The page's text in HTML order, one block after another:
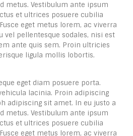
metus. Vestibulum ante ipsum
et ultrices posuere cubilia
eget metus lorem, ac viverra
vel pellentesque sodales, nisi est
ante quis sem. Proin ultricies
ligula mollis lobortis.
eget diam posuere porta.
lacinia. Proin adipiscing
adipiscing sit amet. In eu justo a
metus. Vestibulum ante ipsum
et ultrices posuere cubilia
eget metus lorem, ac viverra